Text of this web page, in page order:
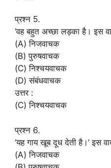
प्रश्न 5.
‘वह बहुत अच्छा लड़का है। इस
(A) निजवाचक
(B) पुरुषवाचक
(C) निश्चयवाचक
(D) संबंधवाचक
उत्तर :
(C) निश्चयवाचक
प्रश्न 6.
‘यह गाय खूब दूध देती है।’ इस
(A) निजवाचक